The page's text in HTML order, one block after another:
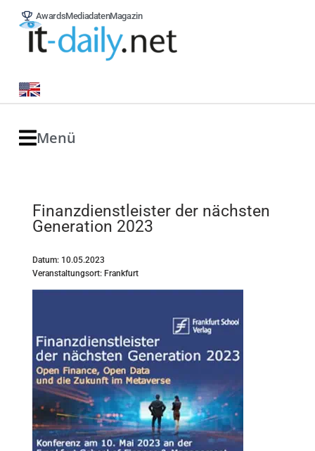
AwardsMediadatenMagazin
Menü
Finanzdienstleister der nächsten
Generation 2023
Datum: 10.05.2023
Veranstaltungsort: Frankfurt